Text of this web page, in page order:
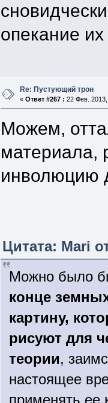
опекание
Re: Пустующий трон
« Ответ #267 : 22 Фев.
Можем,
материала,
инволюцию
Цитата: Mari
Можно было
конце
картину,
рисуют для
теории,
настоящее
применять ее